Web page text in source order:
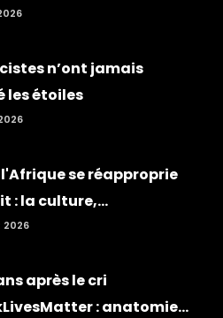
n’ont jamais
les étoiles
se réapproprie
: la culture,...
2026
après le cri
: anatomie...